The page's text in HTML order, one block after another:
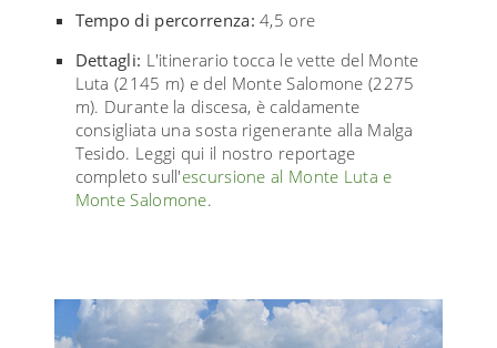
Tempo di percorrenza: 4,5 ore
Dettagli: L'itinerario tocca le vette del Monte
Luta (2145 m) e del Monte Salomone (2275
m). Durante la discesa, è caldamente
consigliata una sosta rigenerante alla Malga
Tesido. Leggi qui il nostro reportage
completo sull'escursione al Monte Luta e
Monte Salomone.